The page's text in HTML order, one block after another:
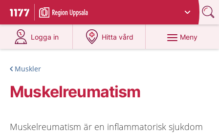
Till startsidan för 1177
Du har valt region
Logga in
på 1177.se
Hitta vård
på 1177.se
Meny
Muskler
Muskelreumatism
Muskelreumatism är en inflammatorisk sjukdom